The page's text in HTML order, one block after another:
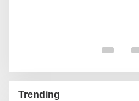
Trending